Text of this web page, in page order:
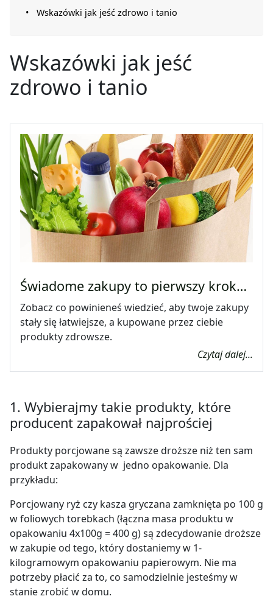
Wskazówki jak jeść zdrowo i tanio
Wskazówki jak jeść
zdrowo i tanio
Świadome zakupy to pierwszy krok…
Zobacz co powinieneś wiedzieć, aby twoje zakupy
stały się łatwiejsze, a kupowane przez ciebie
produkty zdrowsze.
Czytaj dalej...
1. Wybierajmy takie produkty, które
producent zapakował najprościej
Produkty porcjowane są zawsze droższe niż ten sam
produkt zapakowany w jedno opakowanie. Dla
przykładu:
Porcjowany ryż czy kasza gryczana zamknięta po 100 g
w foliowych torebkach (łączna masa produktu w
opakowaniu 4x100g = 400 g) są zdecydowanie droższe
w zakupie od tego, który dostaniemy w 1-
kilogramowym opakowaniu papierowym. Nie ma
potrzeby płacić za to, co samodzielnie jesteśmy w
stanie zrobić w domu.